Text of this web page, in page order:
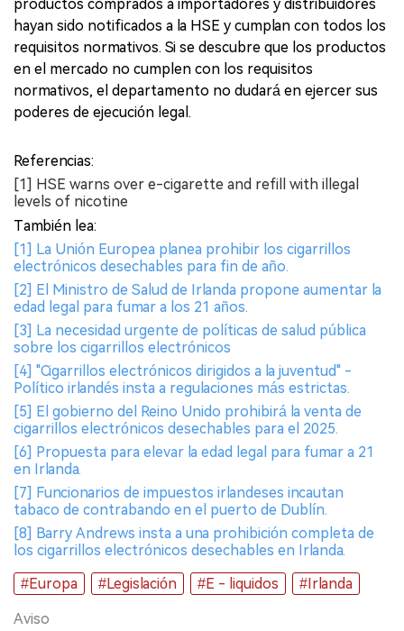
productos comprados a importadores y distribuidores
hayan sido notificados a la HSE y cumplan con todos los
requisitos normativos. Si se descubre que los productos
en el mercado no cumplen con los requisitos
normativos, el departamento no dudará en ejercer sus
poderes de ejecución legal.
Referencias:
[1] HSE warns over e-cigarette and refill with illegal
levels of nicotine
También lea:
[1] La Unión Europea planea prohibir los cigarrillos
electrónicos desechables para fin de año.
[2] El Ministro de Salud de Irlanda propone aumentar la
edad legal para fumar a los 21 años.
[3] La necesidad urgente de políticas de salud pública
sobre los cigarrillos electrónicos
[4] "Cigarrillos electrónicos dirigidos a la juventud" -
Político irlandés insta a regulaciones más estrictas.
[5] El gobierno del Reino Unido prohibirá la venta de
cigarrillos electrónicos desechables para el 2025.
[6] Propuesta para elevar la edad legal para fumar a 21
en Irlanda.
[7] Funcionarios de impuestos irlandeses incautan
tabaco de contrabando en el puerto de Dublín.
[8] Barry Andrews insta a una prohibición completa de
los cigarrillos electrónicos desechables en Irlanda.
#Europa
#Legislación #E - liquidos #Irlanda
Aviso